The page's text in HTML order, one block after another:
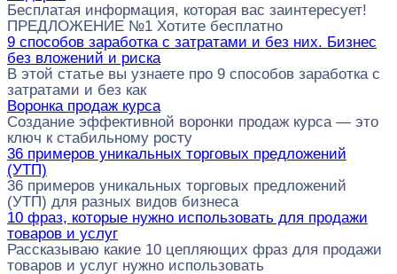
Бесплатая информация, которая вас заинтересует!
ПРЕДЛОЖЕНИЕ №1 Хотите бесплатно
9 способов заработка с затратами и без них. Бизнес
без вложений и риска
В этой статье вы узнаете про 9 способов заработка с
затратами и без как
Воронка продаж курса
Создание эффективной воронки продаж курса — это
ключ к стабильному росту
36 примеров уникальных торговых предложений
(УТП)
36 примеров уникальных торговых предложений
(УТП) для разных видов бизнеса
10 фраз, которые нужно использовать для продажи
товаров и услуг
Рассказываю какие 10 цепляющих фраз для продажи
товаров и услуг нужно использовать